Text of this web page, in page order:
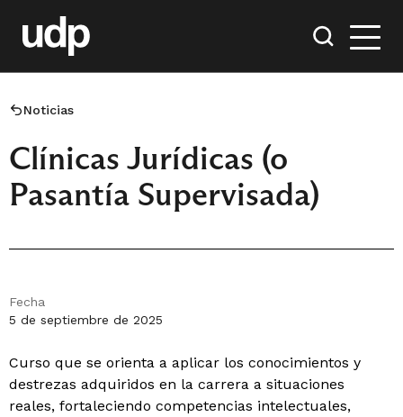
Noticias
Clínicas Jurídicas (o
Pasantía Supervisada)
Fecha
5 de septiembre de 2025
Curso que se orienta a aplicar los conocimientos y
destrezas adquiridos en la carrera a situaciones
reales, fortaleciendo competencias intelectuales,